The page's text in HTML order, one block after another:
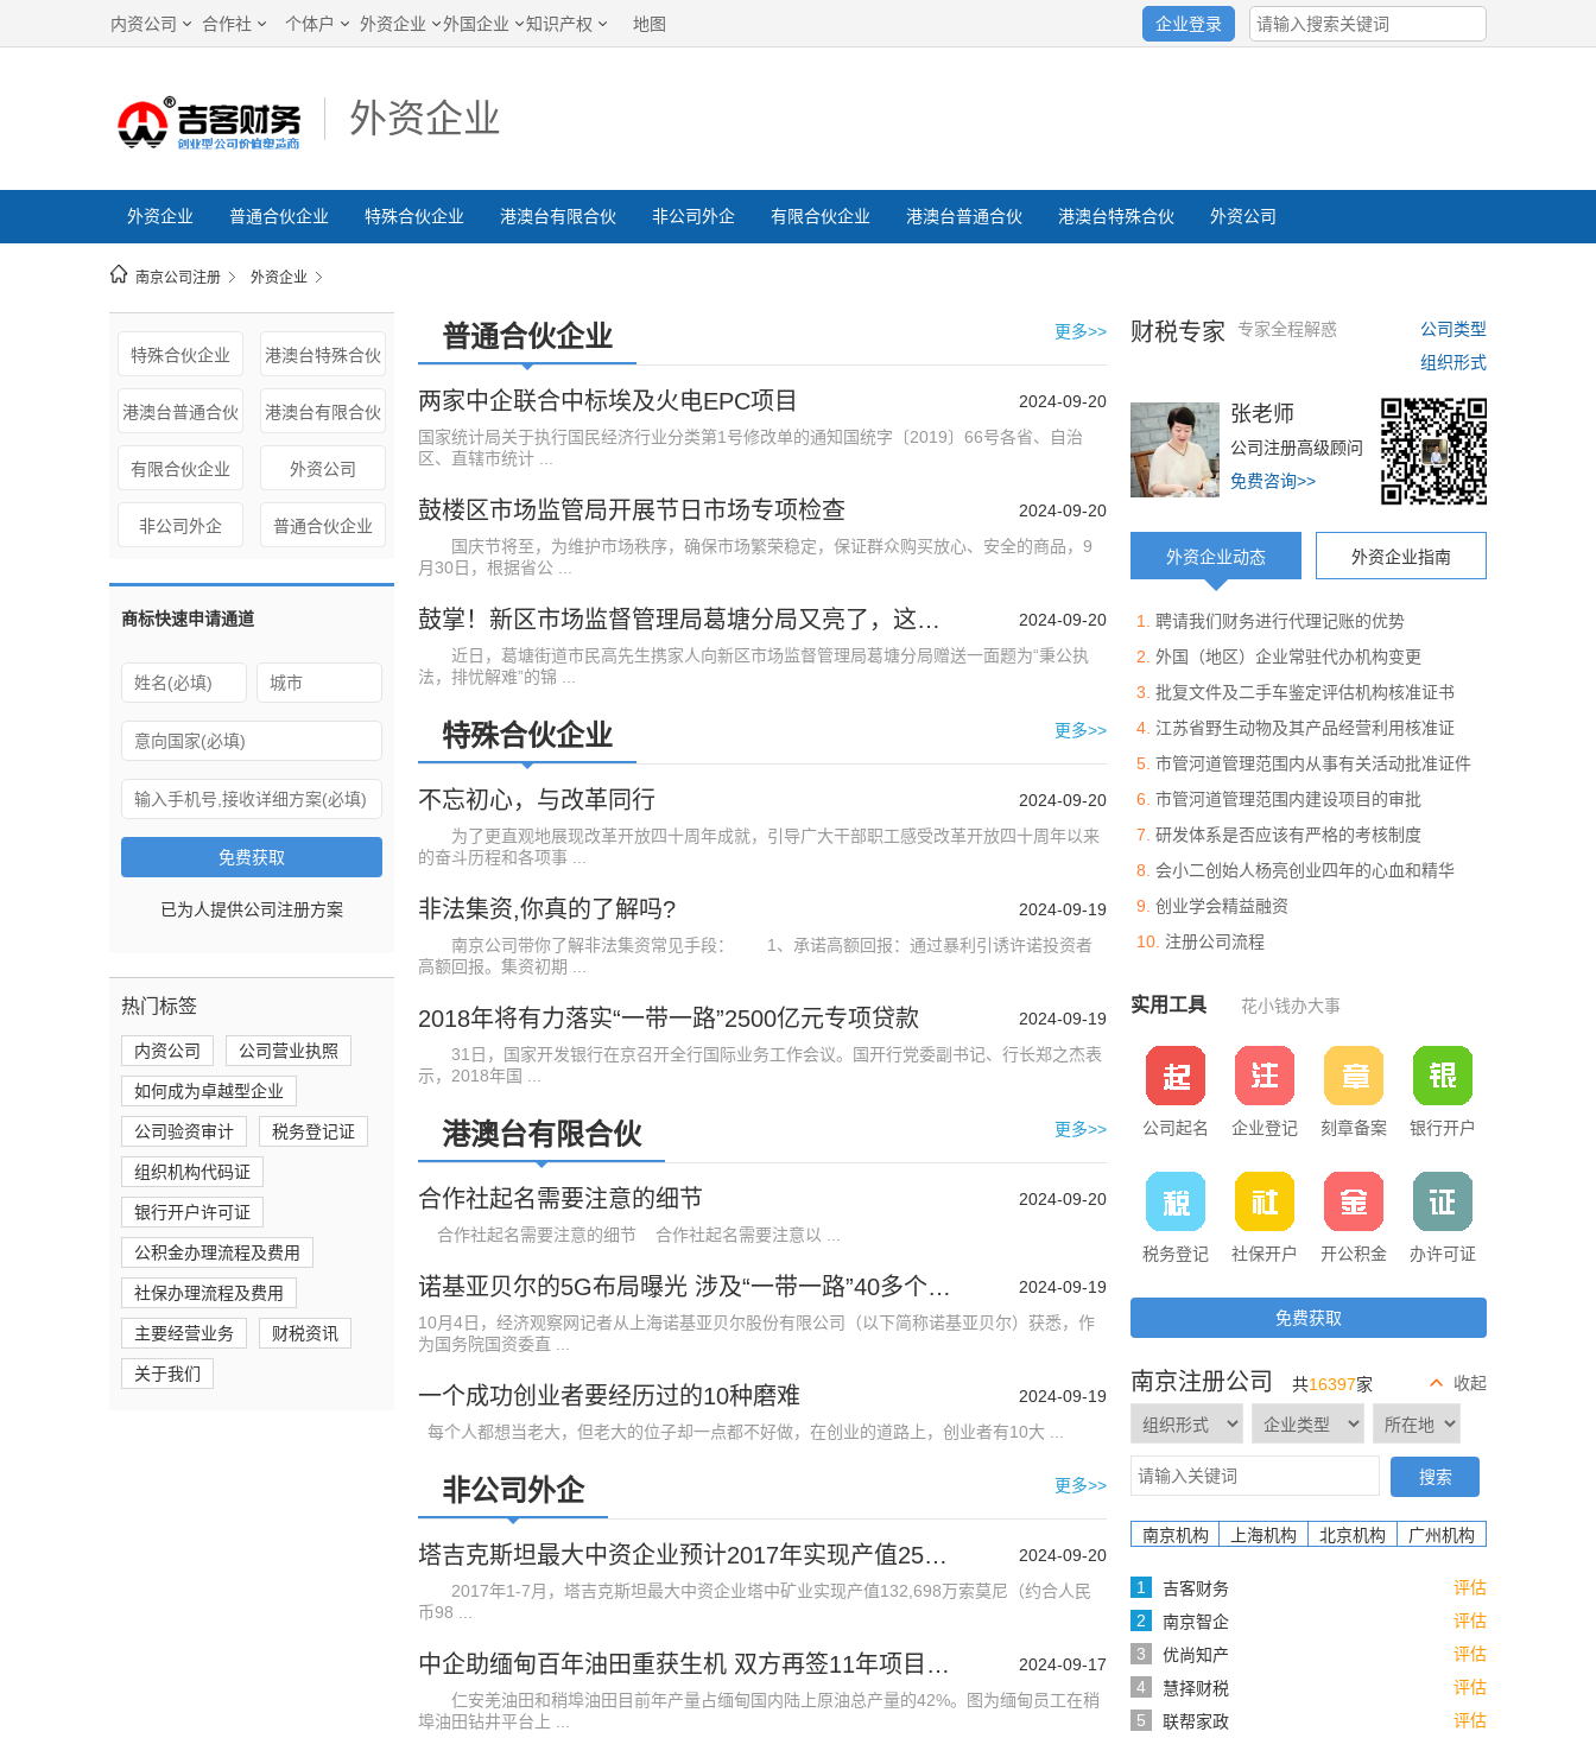
内资公司 合作社 个体户 外资企业 外国企业 知识产权 地图 企业登录
外资企业
外资企业 普通合伙企业 特殊合伙企业 港澳台有限合伙 非公司外企 有限合伙企业 港澳台普通合伙 港澳台特殊合伙 外资公司
南京公司注册 外资企业
特殊合伙企业 港澳台特殊合伙
港澳台普通合伙 港澳台有限合伙
有限合伙企业 外资公司
非公司外企 普通合伙企业
商标快速申请通道
免费获取
已为人提供公司注册方案
热门标签
内资公司 公司营业执照
如何成为卓越型企业
公司验资审计 税务登记证
组织机构代码证
银行开户许可证
公积金办理流程及费用
社保办理流程及费用
主要经营业务 财税资讯
关于我们
普通合伙企业 更多>>
两家中企联合中标埃及火电EPC项目
2024-09-20
国家统计局关于执行国民经济行业分类第1号修改单的通知国统字〔2019〕66号各省、自治
区、直辖市统计 ...
鼓楼区市场监管局开展节日市场专项检查
2024-09-20
国庆节将至，为维护市场秩序，确保市场繁荣稳定，保证群众购买放心、安全的商品，9
月30日，根据省公 ...
鼓掌！新区市场监督管理局葛塘分局又亮了，这是因为……
2024-09-20
近日，葛塘街道市民高先生携家人向新区市场监督管理局葛塘分局赠送一面题为“秉公执
法，排忧解难”的锦 ...
特殊合伙企业 更多>>
不忘初心，与改革同行
2024-09-20
为了更直观地展现改革开放四十周年成就，引导广大干部职工感受改革开放四十周年以来
的奋斗历程和各项事 ...
非法集资,你真的了解吗?
2024-09-19
南京公司带你了解非法集资常见手段： 1、承诺高额回报：通过暴利引诱许诺投资者
高额回报。集资初期 ...
2018年将有力落实“一带一路”2500亿元专项贷款
2024-09-19
31日，国家开发银行在京召开全行国际业务工作会议。国开行党委副书记、行长郑之杰表
示，2018年国 ...
港澳台有限合伙 更多>>
合作社起名需要注意的细节
2024-09-20
合作社起名需要注意的细节 合作社起名需要注意以 ...
诺基亚贝尔的5G布局曝光 涉及“一带一路”40多个国家
2024-09-19
10月4日，经济观察网记者从上海诺基亚贝尔股份有限公司（以下简称诺基亚贝尔）获悉，作
为国务院国资委直 ...
一个成功创业者要经历过的10种磨难
2024-09-19
每个人都想当老大，但老大的位子却一点都不好做，在创业的道路上，创业者有10大 ...
非公司外企 更多>>
塔吉克斯坦最大中资企业预计2017年实现产值25亿索莫尼
2024-09-20
2017年1-7月，塔吉克斯坦最大中资企业塔中矿业实现产值132,698万索莫尼（约合人民
币98 ...
中企助缅甸百年油田重获生机 双方再签11年项目延期协议
2024-09-17
仁安羌油田和稍埠油田目前年产量占缅甸国内陆上原油总产量的42%。图为缅甸员工在稍
埠油田钻井平台上 ...
财税专家 专家全程解惑
公司类型
组织形式
张老师
公司注册高级顾问
免费咨询>>
外资企业动态 外资企业指南
聘请我们财务进行代理记账的优势
外国（地区）企业常驻代办机构变更
批复文件及二手车鉴定评估机构核准证书
江苏省野生动物及其产品经营利用核准证
市管河道管理范围内从事有关活动批准证件
市管河道管理范围内建设项目的审批
研发体系是否应该有严格的考核制度
会小二创始人杨亮创业四年的心血和精华
创业学会精益融资
注册公司流程
实用工具 花小钱办大事
公司起名 企业登记 刻章备案 银行开户
税务登记 社保开户 开公积金 办许可证
免费获取
南京注册公司 共16397家 收起
搜索
南京机构 上海机构 北京机构 广州机构
吉客财务
评估
南京智企
评估
优尚知产
评估
慧择财税
评估
联帮家政
评估